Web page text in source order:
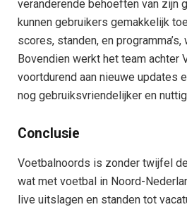
veranderende behoeften van zijn
kunnen gebruikers gemakkelijk
scores, standen, en
Bovendien werkt het team achter
voortdurend aan nieuwe updates
nog gebruiksvriendelijker en
Conclusie
Voetbalnoords is zonder twijfel
wat met voetbal in Noord-
live uitslagen en standen tot